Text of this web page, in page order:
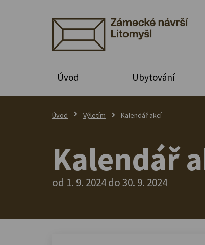
Úvod Ubytování
Úvod Výletím Kalendář akcí
Kalendář
od 1. 9. 2024 do 30. 9. 2024